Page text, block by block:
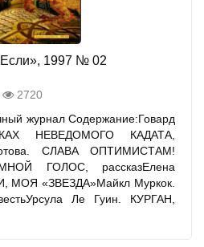
1997 № 02
2720
журнал Содержание:Говард
НЕВЕДОМОГО КАДАТА,
СЛАВА ОПТИМИСТАМ!
ГОЛОС, рассказЕлена
МОЯ «ЗВЕЗДА»Майкл Муркок.
Ле Гуин. КУРГАН,